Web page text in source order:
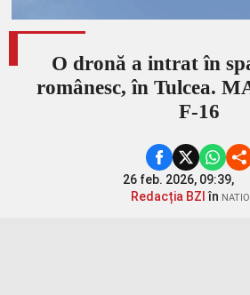
O dronă a intrat în
românesc, în Tulcea.
F-16
26 feb. 2026, 09:39,
Redacția BZI în